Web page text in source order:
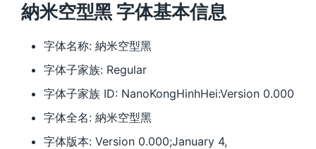
納米空型黑 字体基本信息
字体名称: 納米空型黑
字体子家族: Regular
字体子家族 ID: NanoKongHinhHei:Version 0.000
字体全名: 納米空型黑
字体版本: Version 0.000;January 4,